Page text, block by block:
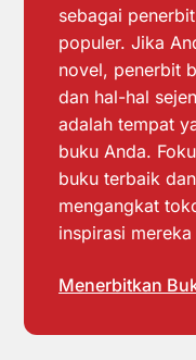
sebagai
populer. Jika
novel, penerbit
dan hal-hal
adalah tempat
buku Anda.
buku terbaik
mengangkat
inspirasi
Menerbitkan